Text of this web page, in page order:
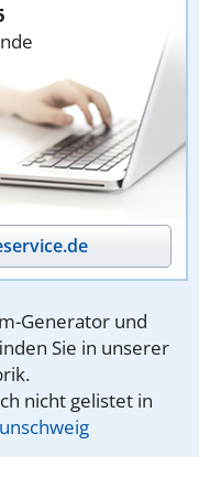
Generator und
Sie in unserer
nicht gelistet in